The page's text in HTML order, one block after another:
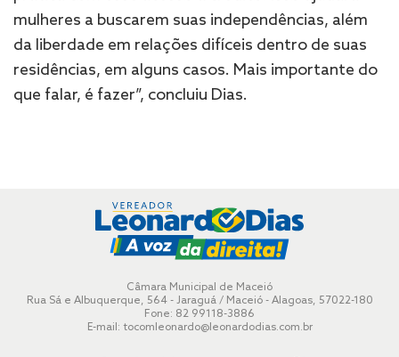
mulheres a buscarem suas independências, além
da liberdade em relações difíceis dentro de suas
residências, em alguns casos. Mais importante do
que falar, é fazer”, concluiu Dias.
Câmara Municipal de Maceió
Rua Sá e Albuquerque, 564 - Jaraguá / Maceió - Alagoas, 57022-180
Fone: 82 99118-3886
E-mail: tocomleonardo@leonardodias.com.br